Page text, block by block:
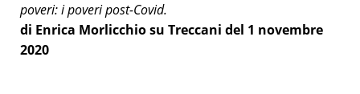
poveri: i poveri post-Covid.
di Enrica Morlicchio su Treccani del 1 novembre
2020